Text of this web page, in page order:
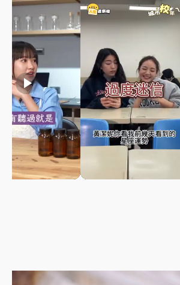
play_arrow play_arrow